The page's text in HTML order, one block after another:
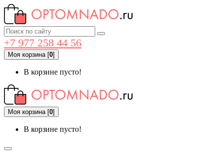
+7 977 258 44 56
Моя корзина[0]
В корзине пусто!
Моя корзина[0]
В корзине пусто!